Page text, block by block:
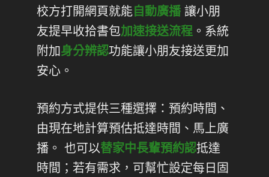
校方打開網頁就能自動廣播 讓小朋
友提早收拾書包加速接送流程 。系統
附加身分辨認功能讓小朋友接送更加
安心。
預約方式提供三種選擇：預約時間、
由現在地計算預估抵達時間、馬上廣
播。 也可以替家中長輩預約認抵達
時間；若有需求，可幫忙設定每日固